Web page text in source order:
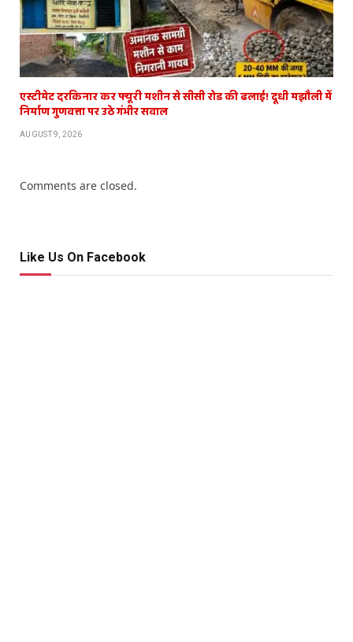
एस्टीमेट दरकिनार कर फ्यूरी मशीन से सीसी रोड की ढलाई! दूधी मझौली में
निर्माण गुणवत्ता पर उठे गंभीर सवाल
AUGUST 9, 2026
Comments are closed.
Like Us On Facebook